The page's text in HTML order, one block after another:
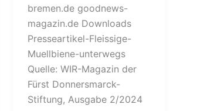
bremen.de goodnews-
magazin.de Downloads
Presseartikel-Fleissige-
Muellbiene-unterwegs
Quelle: WIR-Magazin der
Fürst Donnersmarck-
Stiftung, Ausgabe 2/2024